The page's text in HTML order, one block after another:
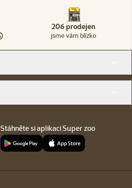
206 prodejen
jsme vám blízko
Stáhněte si aplikaci Super zoo